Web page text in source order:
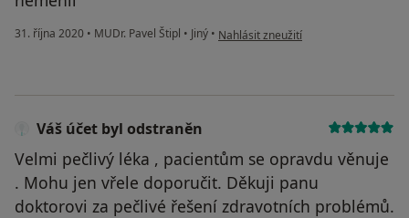
31. října 2020 • MUDr. Pavel Štipl • Jiný • podle názoru uživatele Viktor Čížek
Nahlásit zneužití
Váš účet byl odstraněn
Velmi pečlivý léka , pacientům se opravdu věnuje
. Mohu jen vřele doporučit. Děkuji panu
doktorovi za pečlivé řešení zdravotních problémů.